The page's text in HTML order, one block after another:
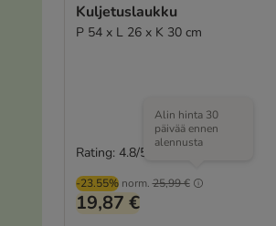
Kuljetuslaukku
P 54 x L 26 x K 30 cm
-23.55% norm. 25,99 €
Alin hinta 30
päivää ennen
alennusta
19,87 €
Rating: 4.8/5